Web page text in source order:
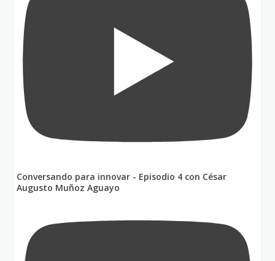
Conversando para innovar - Episodio 4 con César
Augusto Muñoz Aguayo